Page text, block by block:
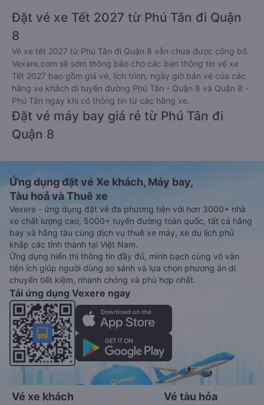
Đặt vé xe Tết 2027 từ Phú Tân đi Quận
8
Vé xe tết 2027 từ Phú Tân đi Quận 8 vẫn chưa được công bố.
Vexere.com sẽ sớm thông báo cho các bạn thông tin vé xe
Tết 2027 bao gồm giá vé, lịch trình, ngày giờ bán vé của các
hãng xe khách đi tuyến đường Phú Tân - Quận 8 và Quận 8 -
Phú Tân ngay khi có thông tin từ các hãng xe.
Đặt vé máy bay giá rẻ từ Phú Tân đi
Quận 8
Ứng dụng đặt vé Xe khách, Máy bay,
Tàu hoả và Thuê xe
Vexere - ứng dụng đặt vé đa phương tiện với hơn 3000+ nhà
xe chất lượng cao, 5000+ tuyến đường toàn quốc, tất cả hãng
bay và hãng tàu cùng dịch vụ thuê xe máy, xe du lịch phủ
khắp các tỉnh thành tại Việt Nam.
Ứng dụng hiển thị thông tin đầy đủ, minh bạch cùng vô vàn
tiện ích giúp người dùng so sánh và lựa chọn phương án di
chuyển tiết kiệm, nhanh chóng và phù hợp nhất.
Tải ứng dụng Vexere ngay
Vé xe khách Vé tàu hỏa